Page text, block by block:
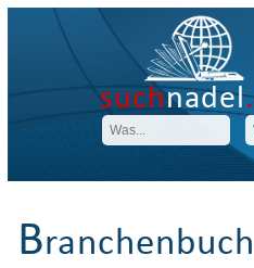
suchnadel
B